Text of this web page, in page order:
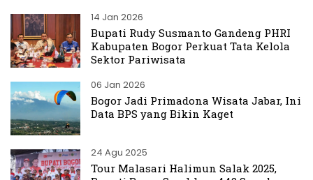
14 Jan 2026
Bupati Rudy Susmanto Gandeng PHRI
Kabupaten Bogor Perkuat Tata Kelola
Sektor Pariwisata
06 Jan 2026
Bogor Jadi Primadona Wisata Jabar, Ini
Data BPS yang Bikin Kaget
24 Agu 2025
Tour Malasari Halimun Salak 2025,